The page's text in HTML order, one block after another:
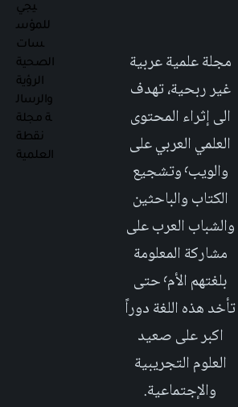
مجلة علمية عربية
غير ربحية، تهدف
الى إثراء المحتوى
العلمي العربي على
والويب٬ وتشجيع
الكتاب والباحثين
والشباب العرب على
مشاركة المعلومة
بلغتهم الأم٬ حتى
تأخد هذه اللغة دوراً
اكبر على صعيد
العلوم التجريبية
والإجتماعية.